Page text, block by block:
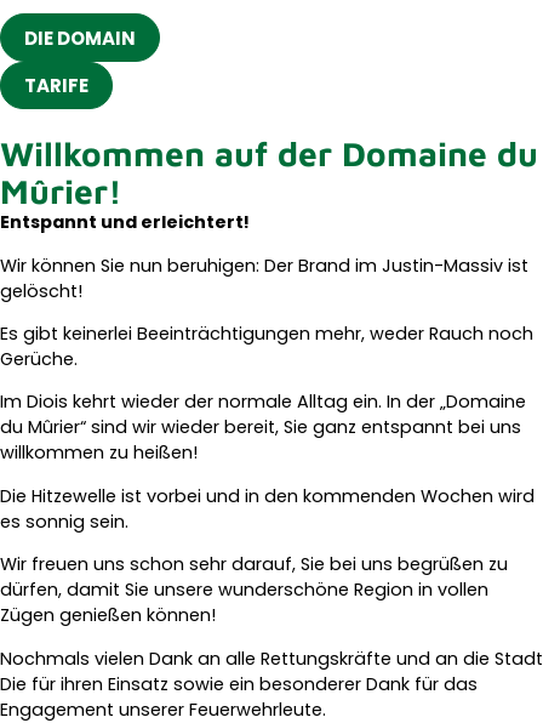
DIE DOMAIN
TARIFE
Willkommen auf der Domaine du
Mûrier!
Entspannt und erleichtert!
Wir können Sie nun beruhigen: Der Brand im Justin-Massiv ist
gelöscht!
Es gibt keinerlei Beeinträchtigungen mehr, weder Rauch noch
Gerüche.
Im Diois kehrt wieder der normale Alltag ein. In der „Domaine
du Mûrier“ sind wir wieder bereit, Sie ganz entspannt bei uns
willkommen zu heißen!
Die Hitzewelle ist vorbei und in den kommenden Wochen wird
es sonnig sein.
Wir freuen uns schon sehr darauf, Sie bei uns begrüßen zu
dürfen, damit Sie unsere wunderschöne Region in vollen
Zügen genießen können!
Nochmals vielen Dank an alle Rettungskräfte und an die Stadt
Die für ihren Einsatz sowie ein besonderer Dank für das
Engagement unserer Feuerwehrleute.